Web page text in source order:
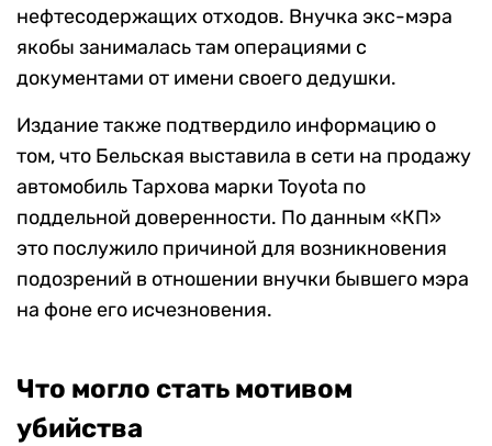
нефтесодержащих отходов. Внучка экс-мэра
якобы занималась там операциями с
документами от имени своего дедушки.
Издание также подтвердило информацию о
том, что Бельская выставила в сети на продажу
автомобиль Тархова марки Toyota по
поддельной доверенности. По данным «КП»
это послужило причиной для возникновения
подозрений в отношении внучки бывшего мэра
на фоне его исчезновения.
Что могло стать мотивом
убийства